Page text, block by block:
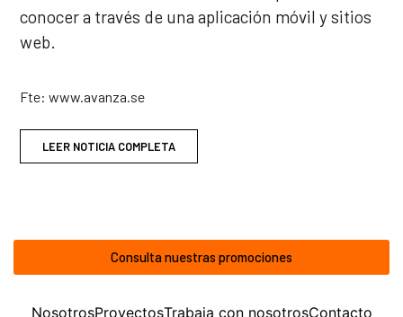
conocer a través de una aplicación móvil y sitios
web.
Fte: www.avanza.se
LEER NOTICIA COMPLETA
Consulta nuestras promociones
NosotrosProyectosTrabaja con nosotrosContacto